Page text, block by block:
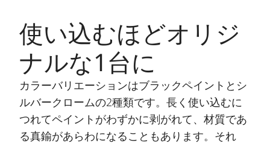
使い込むほどオリジ
ナルな1台に
カラーバリエーションはブラックペイントとシ
ルバークロームの2種類です。長く使い込むに
つれてペイントがわずかに剥がれて、材質であ
る真鍮があらわになることもあります。それ